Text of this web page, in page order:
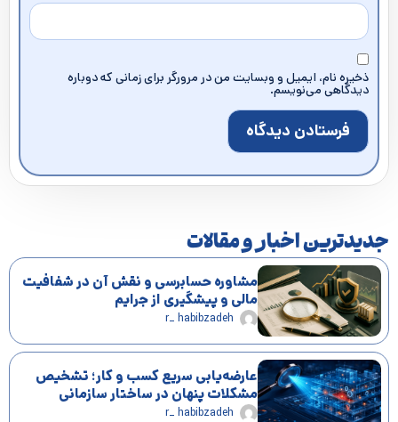
ذخیره نام، ایمیل و وبسایت من در مرورگر برای زمانی که دوباره
دیدگاهی می‌نویسم.
جدیدترین اخبار و مقالات
مشاوره حسابرسی و نقش آن در شفافیت
مالی و پیشگیری از جرایم
r_ habibzadeh
عارضه‌یابی سریع کسب و کار؛ تشخیص
مشکلات پنهان در ساختار سازمانی
r_ habibzadeh